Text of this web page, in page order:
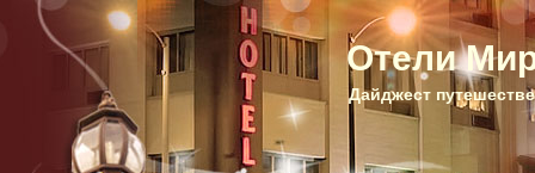
Отели
Дайджест